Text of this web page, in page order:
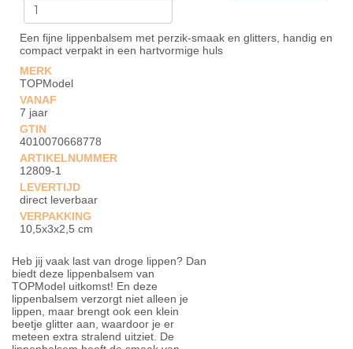
Een fijne lippenbalsem met perzik-smaak en glitters, handig en
compact verpakt in een hartvormige huls
MERK
TOPModel
VANAF
7 jaar
GTIN
4010070668778
ARTIKELNUMMER
12809-1
LEVERTIJD
direct leverbaar
VERPAKKING
10,5x3x2,5 cm
Heb jij vaak last van droge lippen? Dan
biedt deze lippenbalsem van
TOPModel uitkomst! En deze
lippenbalsem verzorgt niet alleen je
lippen, maar brengt ook een klein
beetje glitter aan, waardoor je er
meteen extra stralend uitziet. De